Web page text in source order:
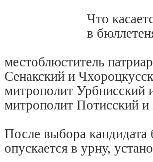
Что
в
местоблюститель
Сенакский и
митрополит Урбнисский
митрополит Потисский
После выбора кандидата
опускается в урну,